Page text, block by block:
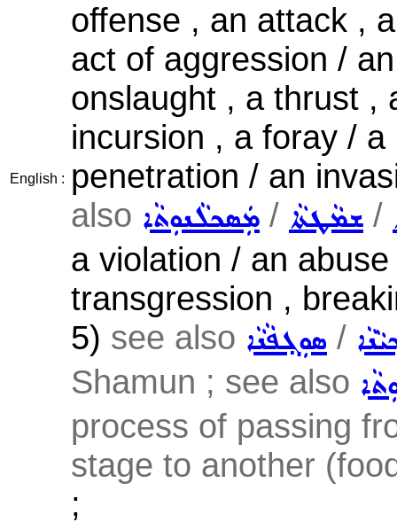
English :
offense , an attack ,
act of aggression /
onslaught , a thrust ,
incursion , a foray /
penetration / an
also ܡܲܣܟܠܵܢܘܼܬܵܐ / ܫܡܵܛܬܵܐ /
a violation / an
transgression ,
5) see also ܣܘܼܓ݂ܦܵܢܵܐ /
Shamun ; see also
process of passing
stage to another
;